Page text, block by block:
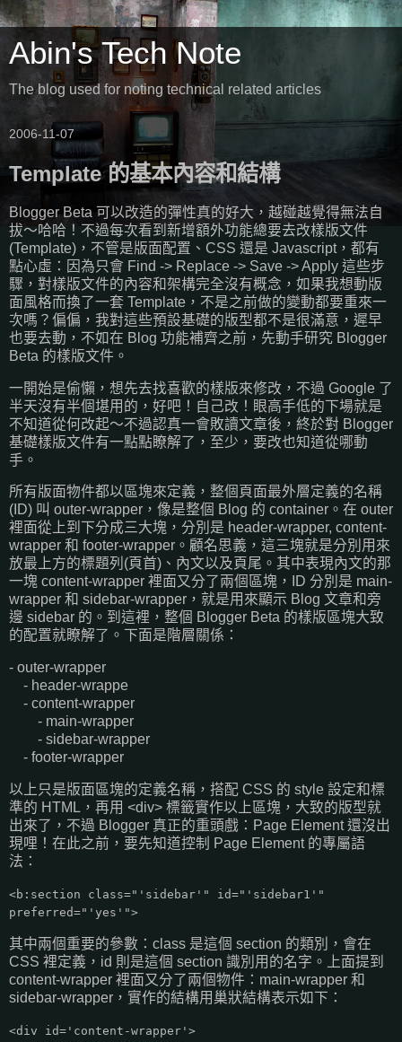
Abin's Tech Note
The blog used for noting technical related articles
2006-11-07
Template 的基本內容和結構
Blogger Beta 可以改造的彈性真的好大，越碰越覺得無法自
拔～哈哈！不過每次看到新增額外功能總要去改樣版文件
(Template)，不管是版面配置、CSS 還是 Javascript，都有
點心虛：因為只會 Find -> Replace -> Save -> Apply 這些步
驟，對樣版文件的內容和架構完全沒有概念，如果我想動版
面風格而換了一套 Template，不是之前做的變動都要重來一
次嗎？偏偏，我對這些預設基礎的版型都不是很滿意，遲早
也要去動，不如在 Blog 功能補齊之前，先動手研究 Blogger
Beta 的樣版文件。
一開始是偷懶，想先去找喜歡的樣版來修改，不過 Google 了
半天沒有半個堪用的，好吧！自己改！眼高手低的下場就是
不知道從何改起～不過認真一會敗讀文章後，終於對 Blogger
基礎樣版文件有一點點瞭解了，至少，要改也知道從哪動
手。
所有版面物件都以區塊來定義，整個頁面最外層定義的名稱
(ID) 叫 outer-wrapper，像是整個 Blog 的 container。在 outer
裡面從上到下分成三大塊，分別是 header-wrapper, content-
wrapper 和 footer-wrapper。顧名思義，這三塊就是分別用來
放最上方的標題列(頁首)、內文以及頁尾。其中表現內文的那
一塊 content-wrapper 裡面又分了兩個區塊，ID 分別是 main-
wrapper 和 sidebar-wrapper，就是用來顯示 Blog 文章和旁
邊 sidebar 的。到這裡，整個 Blogger Beta 的樣版區塊大致
的配置就瞭解了。下面是階層關係：
- outer-wrapper
- header-wrappe
- content-wrapper
- main-wrapper
- sidebar-wrapper
- footer-wrapper
以上只是版面區塊的定義名稱，搭配 CSS 的 style 設定和標
準的 HTML，再用 <div> 標籤實作以上區塊，大致的版型就
出來了，不過 Blogger 真正的重頭戲：Page Element 還沒出
現哩！在此之前，要先知道控制 Page Element 的專屬語
法：
<b:section class="'sidebar'" id="'sidebar1'"
preferred="'yes'">
其中兩個重要的參數：class 是這個 section 的類別，會在
CSS 裡定義，id 則是這個 section 識別用的名字。上面提到
content-wrapper 裡面又分了兩個物件：main-wrapper 和
sidebar-wrapper，實作的結構用巢狀結構表示如下：
<div id='content-wrapper'>